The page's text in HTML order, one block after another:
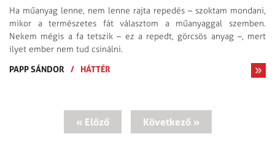
Ha műanyag lenne, nem lenne rajta repedés – szoktam mondani,
mikor a természetes fát választom a műanyaggal szemben.
Nekem mégis a fa tetszik – ez a repedt, görcsös anyag –, mert
ilyet ember nem tud csinálni.
PAPP SÁNDOR
/ HÁTTÉR
« Előző Következő »